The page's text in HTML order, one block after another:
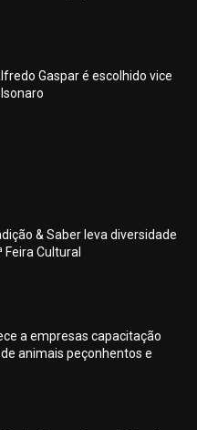
Gaspar é escolhido vice
& Saber leva diversidade
Feira Cultural
a empresas capacitação
animais peçonhentos e